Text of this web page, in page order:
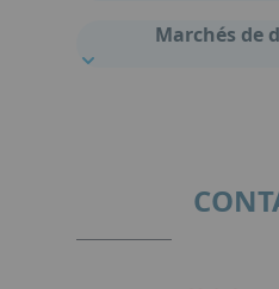
Marchés de